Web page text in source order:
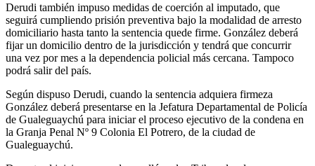
Derudi también impuso medidas de coerción al imputado, que
seguirá cumpliendo prisión preventiva bajo la modalidad de arresto
domiciliario hasta tanto la sentencia quede firme. González deberá
fijar un domicilio dentro de la jurisdicción y tendrá que concurrir
una vez por mes a la dependencia policial más cercana. Tampoco
podrá salir del país.
Según dispuso Derudi, cuando la sentencia adquiera firmeza
González deberá presentarse en la Jefatura Departamental de Policía
de Gualeguaychú para iniciar el proceso ejecutivo de la condena en
la Granja Penal Nº 9 Colonia El Potrero, de la ciudad de
Gualeguaychú.